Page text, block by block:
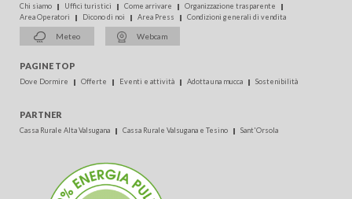
Chi siamo Uffici turistici Come arrivare
Organizzazione trasparente
Area Operatori
Dicono di noi Area Press Condizioni generali di vendita
Meteo Webcam
PAGINE TOP
Dove Dormire Offerte Eventi e attività Adotta una mucca Sostenibilità
PARTNER
Cassa Rurale Alta Valsugana Cassa Rurale Valsugana e Tesino Sant'Orsola